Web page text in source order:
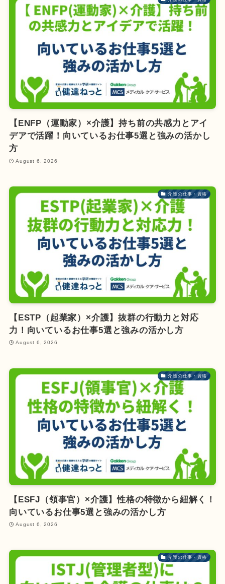
【ENFP（運動家）×介護】持ち前の共感力とアイ
デアで活躍！向いているお仕事5選と強みの活かし
方
August 6, 2026
介護の仕事・資格
【ESTP（起業家）×介護】抜群の行動力と対応
力！向いているお仕事5選と強みの活かし方
August 6, 2026
介護の仕事・資格
【ESFJ（領事官）×介護】性格の特徴から紐解く！
向いているお仕事5選と強みの活かし方
August 6, 2026
介護の仕事・資格